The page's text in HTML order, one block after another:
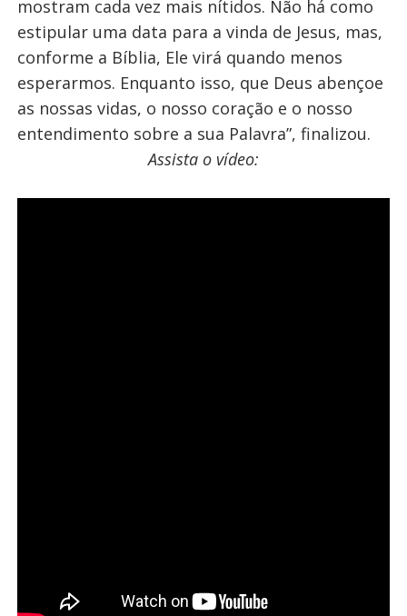
mostram cada vez mais nítidos. Não há como
estipular uma data para a vinda de Jesus, mas,
conforme a Bíblia, Ele virá quando menos
esperarmos. Enquanto isso, que Deus abençoe
as nossas vidas, o nosso coração e o nosso
entendimento sobre a sua Palavra”, finalizou.
Assista o vídeo: